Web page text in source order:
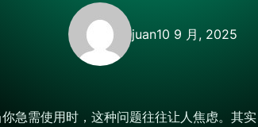
juan10 9 月, 2025
急需使用时，这种问题往往让人焦虑。其